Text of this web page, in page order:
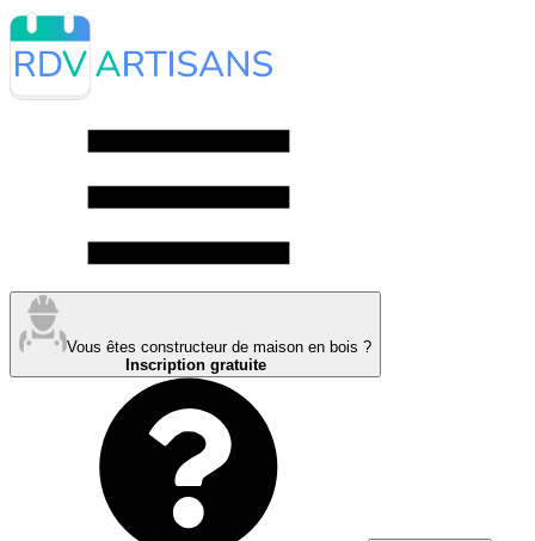
Vous êtes constructeur de maison en bois ?
Inscription gratuite